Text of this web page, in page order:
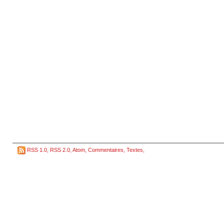
RSS 1.0 RSS 2.0 Atom Commentaires Textes